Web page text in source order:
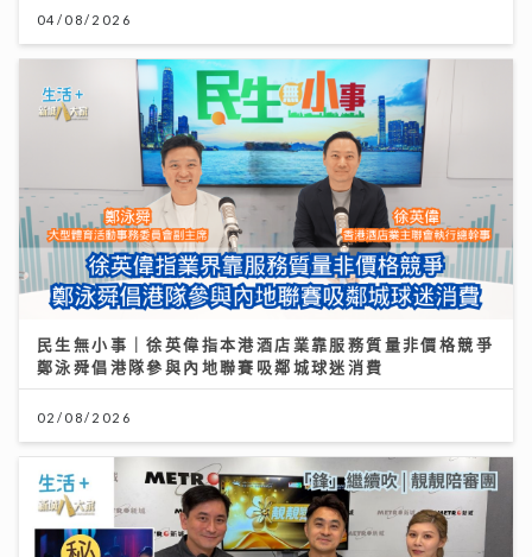
04/08/2026
民生無小事｜徐英偉指本港酒店業靠服務質量非價格競爭
鄭泳舜倡港隊參與內地聯賽吸鄰城球迷消費
02/08/2026